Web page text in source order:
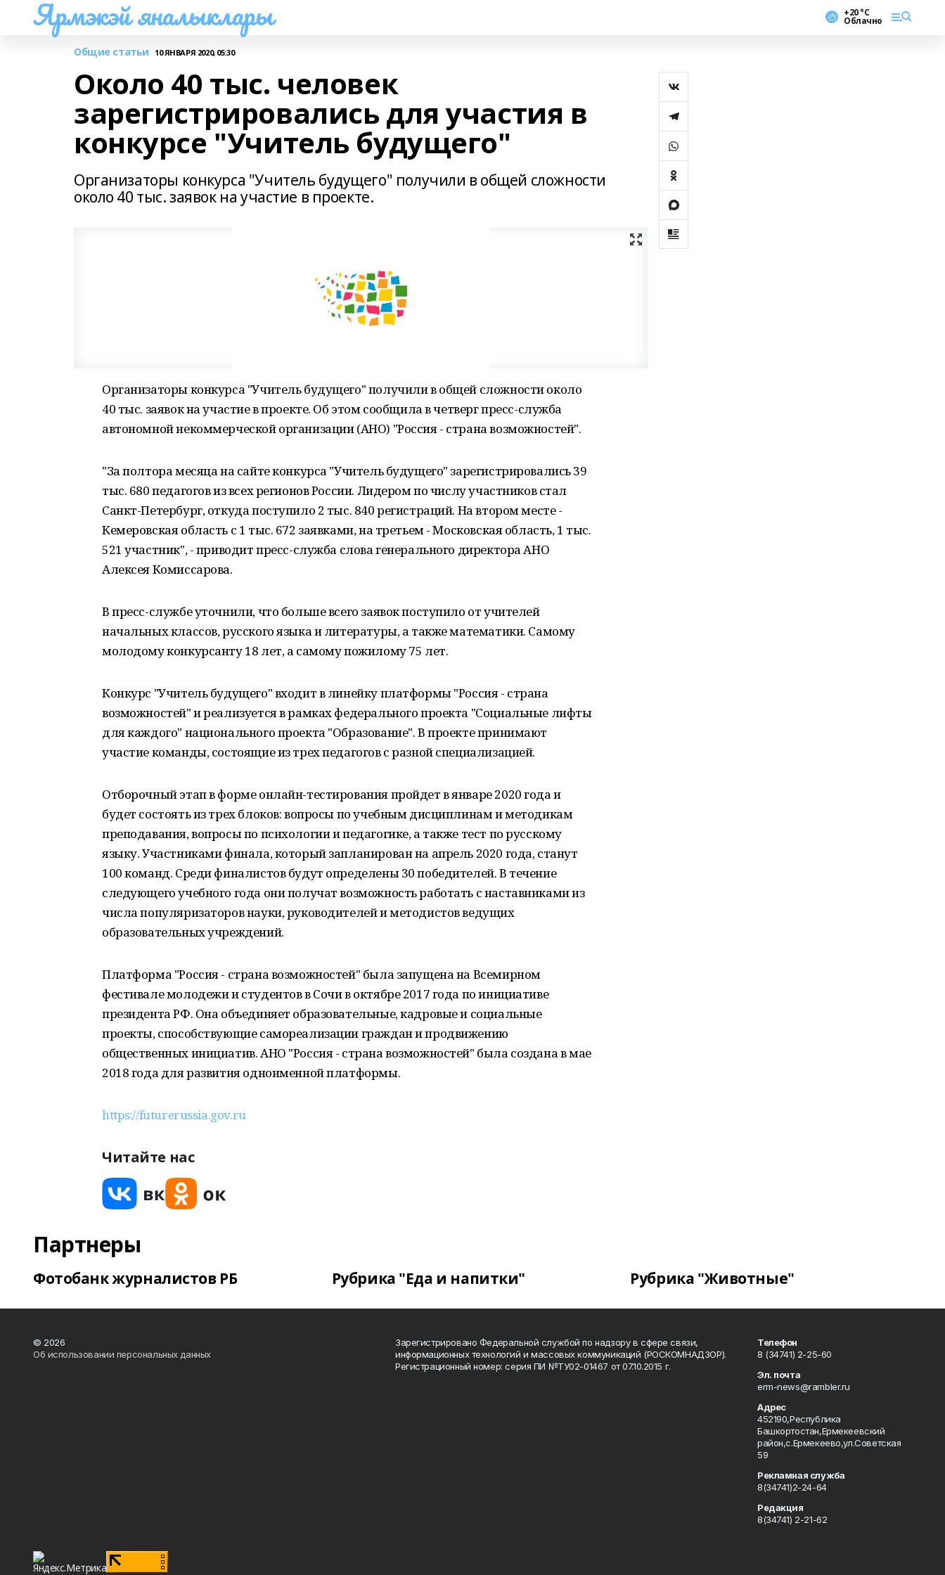
Ярмэкэй яналыклары +20 °С
Облачно
Общие статьи 10 ЯНВАРЯ 2020, 05:30
Около 40 тыс. человек
зарегистрировались для участия в
конкурсе "Учитель будущего"
Организаторы конкурса "Учитель будущего" получили в общей сложности
около 40 тыс. заявок на участие в проекте.
Организаторы конкурса "Учитель будущего" получили в общей сложности около
40 тыс. заявок на участие в проекте. Об этом сообщила в четверг пресс-служба
автономной некоммерческой организации (АНО) "Россия - страна возможностей".
"За полтора месяца на сайте конкурса "Учитель будущего" зарегистрировались 39
тыс. 680 педагогов из всех регионов России. Лидером по числу участников стал
Санкт-Петербург, откуда поступило 2 тыс. 840 регистраций. На втором месте -
Кемеровская область с 1 тыс. 672 заявками, на третьем - Московская область, 1 тыс.
521 участник", - приводит пресс-служба слова генерального директора АНО
Алексея Комиссарова.
В пресс-службе уточнили, что больше всего заявок поступило от учителей
начальных классов, русского языка и литературы, а также математики. Самому
молодому конкурсанту 18 лет, а самому пожилому 75 лет.
Конкурс "Учитель будущего" входит в линейку платформы "Россия - страна
возможностей" и реализуется в рамках федерального проекта "Социальные лифты
для каждого" национального проекта "Образование". В проекте принимают
участие команды, состоящие из трех педагогов с разной специализацией.
Отборочный этап в форме онлайн-тестирования пройдет в январе 2020 года и
будет состоять из трех блоков: вопросы по учебным дисциплинам и методикам
преподавания, вопросы по психологии и педагогике, а также тест по русскому
языку. Участниками финала, который запланирован на апрель 2020 года, станут
100 команд. Среди финалистов будут определены 30 победителей. В течение
следующего учебного года они получат возможность работать с наставниками из
числа популяризаторов науки, руководителей и методистов ведущих
образовательных учреждений.
Платформа "Россия - страна возможностей" была запущена на Всемирном
фестивале молодежи и студентов в Сочи в октябре 2017 года по инициативе
президента РФ. Она объединяет образовательные, кадровые и социальные
проекты, способствующие самореализации граждан и продвижению
общественных инициатив. АНО "Россия - страна возможностей" была создана в мае
2018 года для развития одноименной платформы.
https://futurerussia.gov.ru
Читайте нас
Партнеры
Фотобанк журналистов РБ Рубрика "Еда и напитки" Рубрика "Животные"
© 2026
Об использовании персональных данных
Зарегистрировано Федеральной службой по надзору в сфере связи,
информационных технологий и массовых коммуникаций (РОСКОМНАДЗОР).
Регистрационный номер: серия ПИ №ТУ02-01467 от 07.10.2015 г.
Телефон
8 (34741) 2-25-60
Эл. почта
erm-news@rambler.ru
Адрес
452190,Республика
Башкортостан,Ермекеевский
район,с.Ермекеево,ул.Советская
59
Рекламная служба
8(34741)2-24-64
Редакция
8(34741) 2-21-62